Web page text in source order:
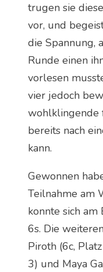
trugen sie
vor, und
die Spannung,
Runde einen
vorlesen
vier jedoch
wohlklingende
bereits nach
kann.
Gewonnen
Teilnahme am
konnte sich
6s. Die
Piroth (6c,
3) und Maya